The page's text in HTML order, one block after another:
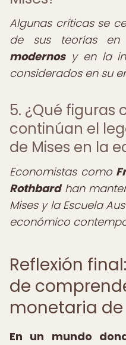
Algunas críticas se
de sus teorías en
modernosy en la
considerados en su
5. ¿Qué figuras
continúan el
de Mises en la
Economistas como
Rothbardhan
Mises y la Escuela
económico
Reflexión
de
monetaria de
En un mundo